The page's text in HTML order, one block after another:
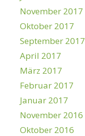
November 2017
Oktober 2017
September 2017
April 2017
März 2017
Februar 2017
Januar 2017
November 2016
Oktober 2016